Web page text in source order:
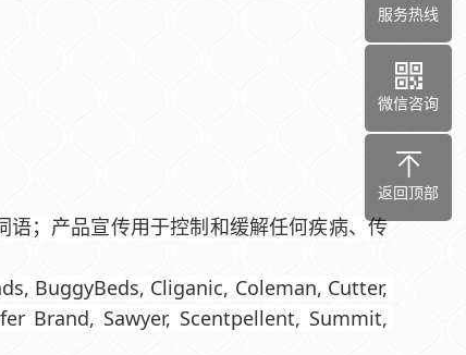
语；产品宣传用于控制和缓解任何疾病、传
BuggyBeds, Cliganic, Coleman, Cutter,
Brand, Sawyer, Scentpellent, Summit,
服务热线
微信咨询
返回顶部